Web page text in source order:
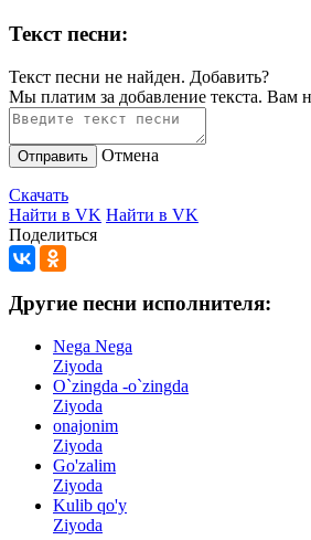
Текст песни:
Текст песни не найден. Добавить?
Мы платим за добавление текста. Вам
Отправить Отмена
Скачать
Найти в VK Найти в VK
Поделиться
Другие песни исполнителя:
Nega Nega
Ziyoda
O`zingda -o`zingda
Ziyoda
onajonim
Ziyoda
Go'zalim
Ziyoda
Kulib qo'y
Ziyoda